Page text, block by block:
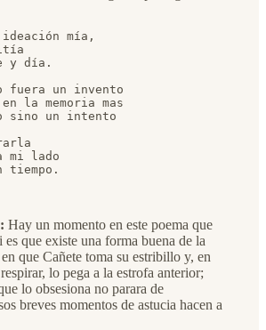
mía,
y día.
fuera un invento
la memoria mas
sino un intento
mi lado
tiempo.
Hay un momento en este poema que
es que existe una forma buena de la
que Cañete toma su estribillo y, en
lo pega a la estrofa anterior;
lo obsesiona no parara de
breves momentos de astucia hacen a